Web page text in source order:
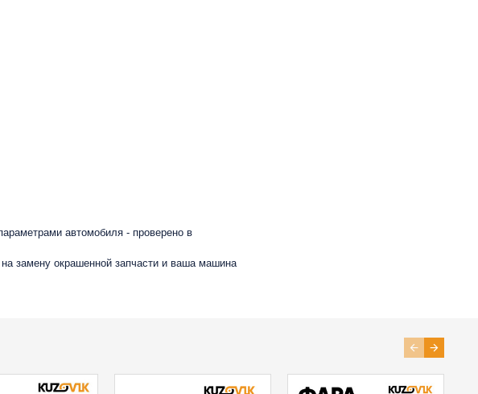
автомобиля - проверено в
замену окрашенной запчасти и ваша машина